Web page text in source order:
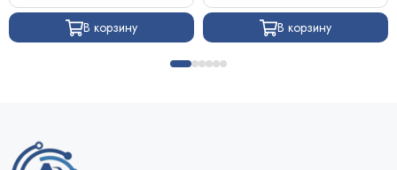
В корзину В корзину